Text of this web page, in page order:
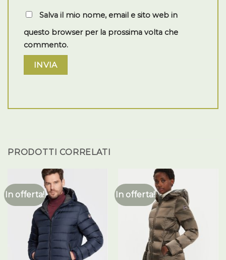
Salva il mio nome, email e sito web in
questo browser per la prossima volta che
commento.
PRODOTTI CORRELATI
In offerta! In offerta!